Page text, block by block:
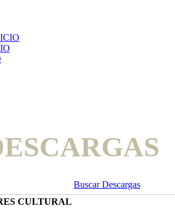
Buscar Descargas
CULTURAL